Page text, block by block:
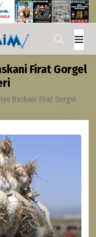
Firat Gorgel
Baskani Firat Gorgel